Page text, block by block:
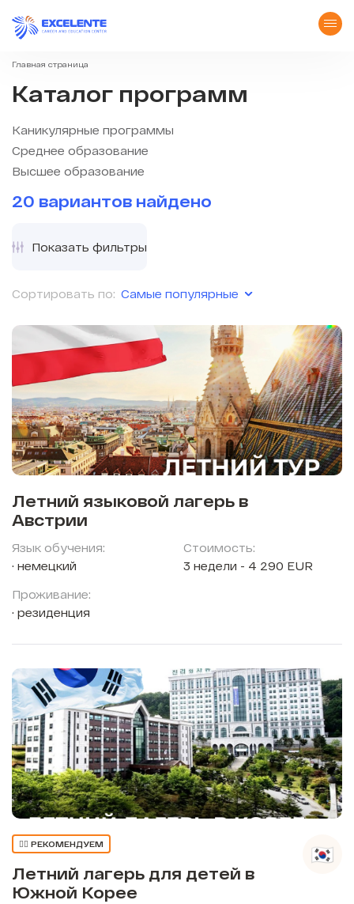
Главная страница
Каталог программ
Каникулярные программы
Среднее образование
Высшее образование
20 вариантов найдено
Сортировать по: Самые популярные
Показать фильтры
Летний языковой лагерь в
Австрии
Язык обучения:
немецкий
Проживание:
резиденция
Стоимость:
3 недели - 4 290 EUR
👍🏼 РЕКОМЕНДУЕМ
Летний лагерь для детей в
Южной Корее